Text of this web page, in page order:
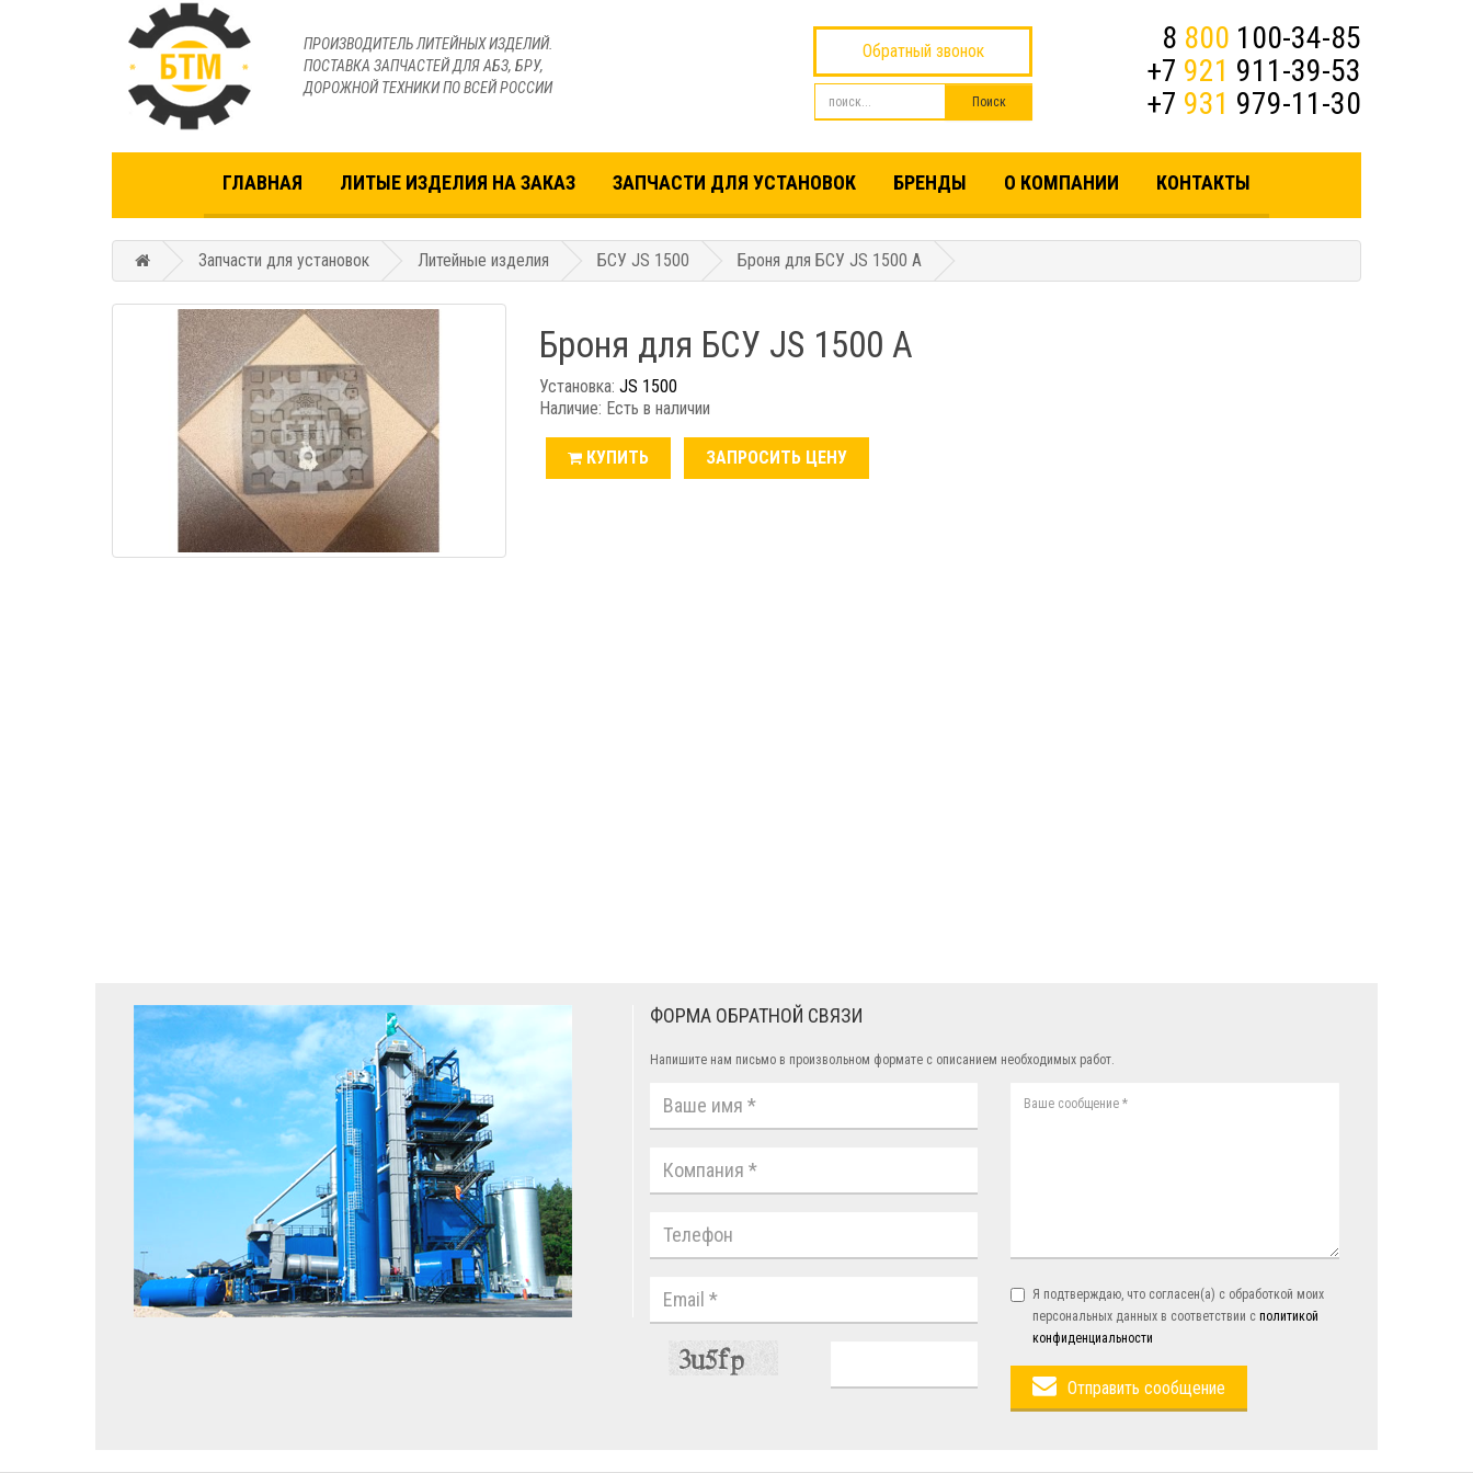
ПРОИЗВОДИТЕЛЬ ЛИТЕЙНЫХ ИЗДЕЛИЙ.
ПОСТАВКА ЗАПЧАСТЕЙ ДЛЯ АБЗ, БРУ,
ДОРОЖНОЙ ТЕХНИКИ ПО ВСЕЙ РОССИИ
Обратный звонок 8 800 100-34-85
+7 921 911-39-53
+7 931 979-11-30
ГЛАВНАЯ ЛИТЫЕ ИЗДЕЛИЯ НА ЗАКАЗ ЗАПЧАСТИ ДЛЯ УСТАНОВОК БРЕНДЫ О КОМПАНИИ КОНТАКТЫ
Запчасти для установок Литейные изделия БСУ JS 1500 Броня для БСУ JS 1500 A
Броня для БСУ JS 1500 A
Установка: JS 1500
Наличие: Есть в наличии
КУПИТЬ ЗАПРОСИТЬ ЦЕНУ
ФОРМА ОБРАТНОЙ СВЯЗИ
Напишите нам письмо в произвольном формате с описанием необходимых работ.
Я подтверждаю, что согласен(а) с обработкой моих
персональных данных в соответствии сполитикой
конфиденциальности
Отправить сообщение